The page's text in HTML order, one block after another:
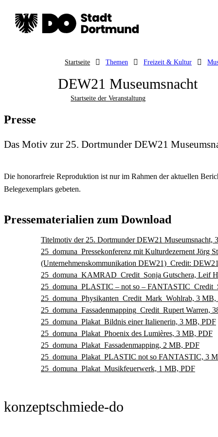
Startseite Themen Freizeit & Kultur
DEW21 Museumsnacht
Startseite der Veranstaltung
Presse
Das Motiv zur 25. Dortmunder DEW21
Die honorarfreie Reproduktion ist nur im Rahmen der aktuellen
Belegexemplars gebeten.
Pressematerialien zum Download
Titelmotiv der 25. Dortmunder DEW21 Museumsnacht,
25_domuna_Pressekonferenz mit Kulturdezernent Jörg
(Unternehmenskommunikation DEW21)_Credit:
25_domuna_KAMRAD_Credit_Sonja Gutschera, Leif
25_domuna_PLASTIC – not so –
25_domuna_Physikanten_Credit_Mark_Wohlrab, 3 MB,
25_domuna_Fassadenmapping_Credit_Rupert Warren,
25_domuna_Plakat_Bildnis einer Italienerin, 3 MB, PDF
25_domuna_Plakat_Phoenix des Lumières, 3 MB, PDF
25_domuna_Plakat_Fassadenmapping, 2 MB, PDF
25_domuna_Plakat_PLASTIC not so FANTASTIC, 3
25_domuna_Plakat_Musikfeuerwerk, 1 MB, PDF
konzeptschmiede-do